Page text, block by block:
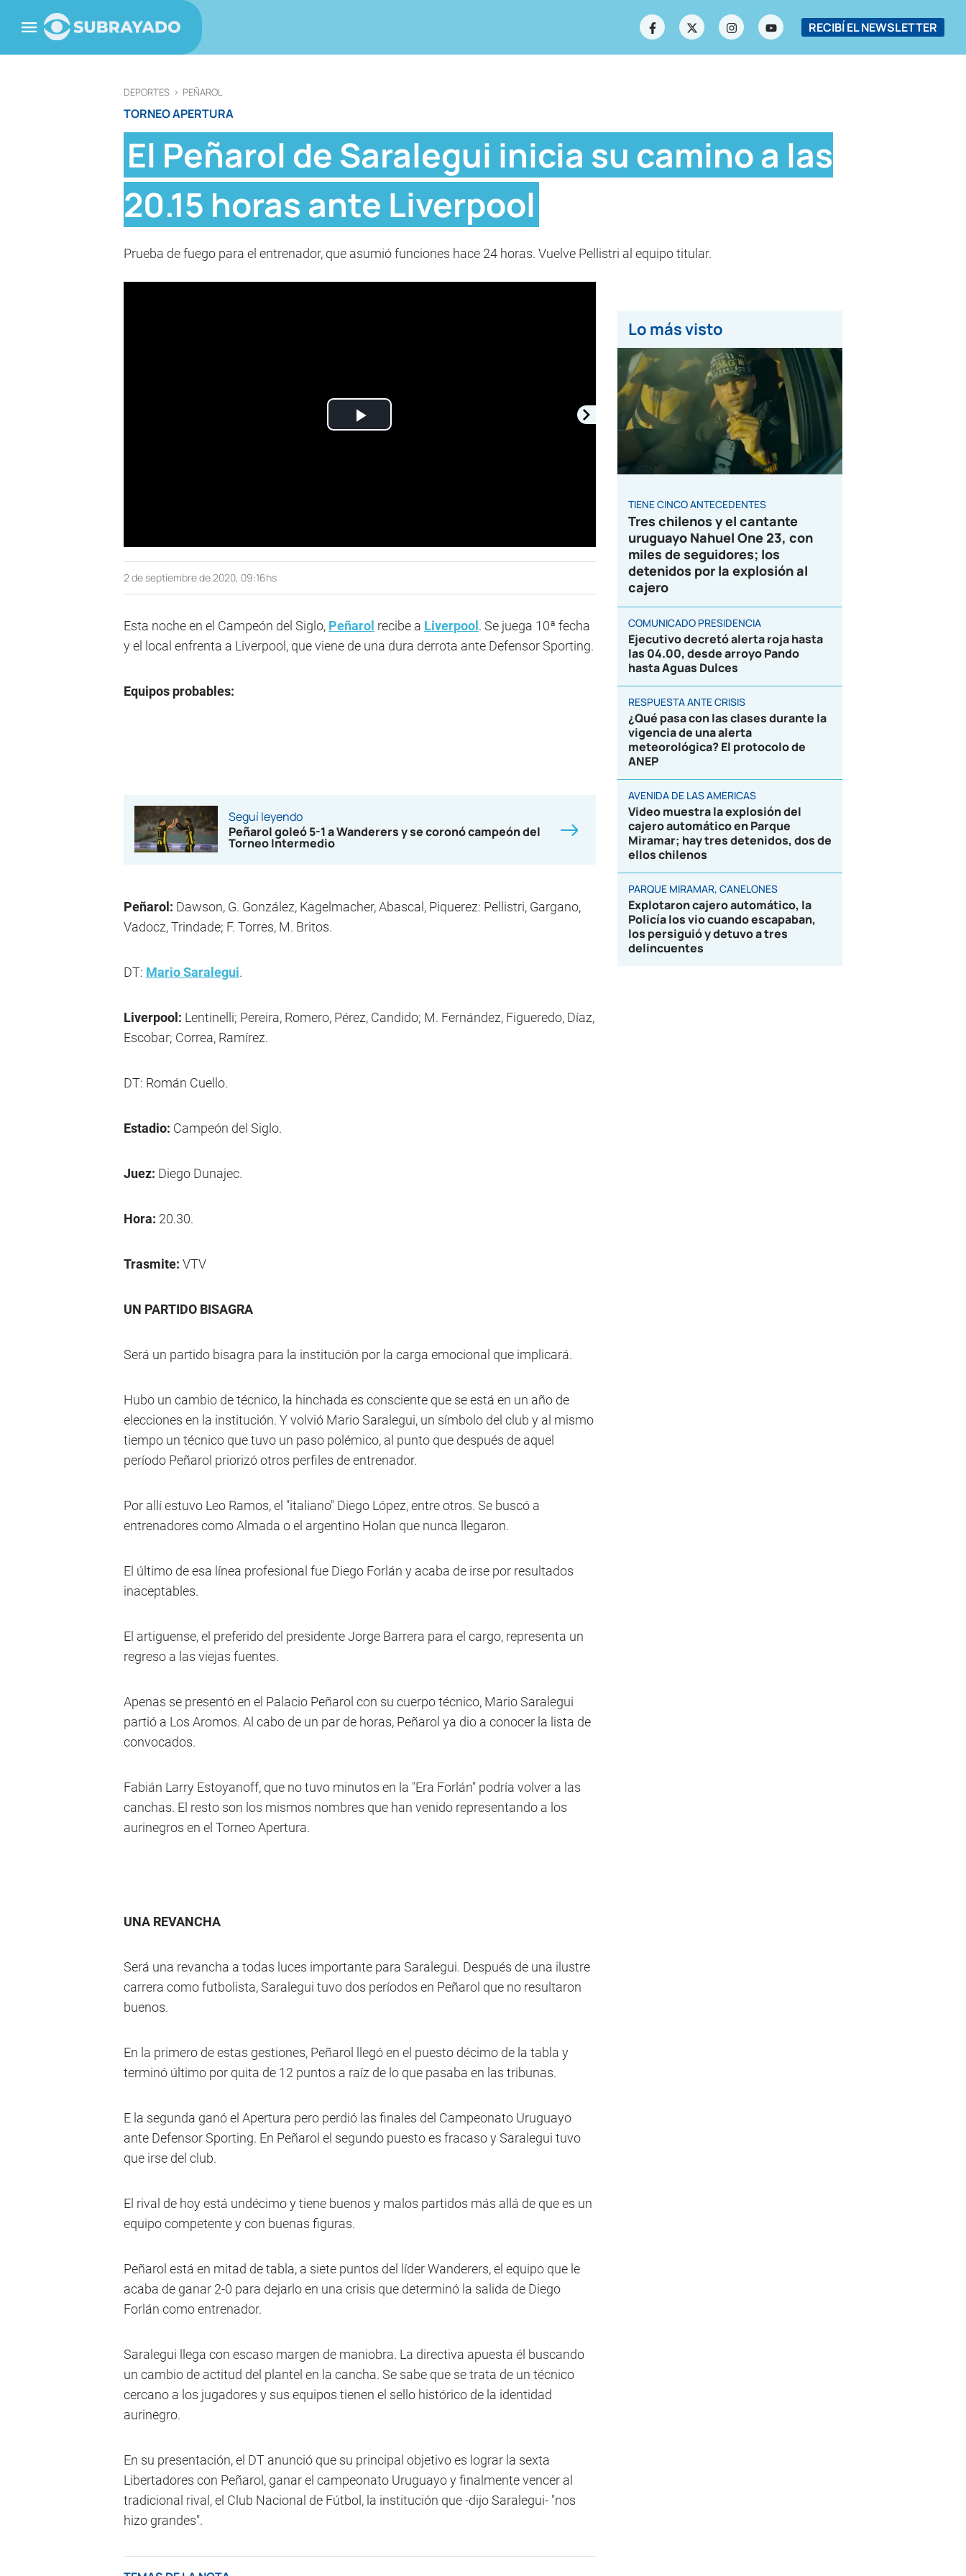
RECIBÍ EL NEWSLETTER
DEPORTES > PEÑAROL
TORNEO APERTURA
El Peñarol de Saralegui inicia su camino a las
20.15 horas ante Liverpool
Prueba de fuego para el entrenador, que asumió funciones hace 24 horas. Vuelve Pellistri al equipo titular.
Play
2 de septiembre de 2020, 09:16hs
Esta noche en el Campeón del Siglo, Peñarol recibe a Liverpool . Se juega 10ª fecha
y el local enfrenta a Liverpool, que viene de una dura derrota ante Defensor Sporting.
Equipos probables:
Seguí leyendo
Peñarol goleó 5-1 a Wanderers y se coronó campeón del
Torneo Intermedio
Peñarol: Dawson, G. González, Kagelmacher, Abascal, Piquerez: Pellistri, Gargano,
Vadocz, Trindade; F. Torres, M. Britos.
DT: Mario Saralegui.
Liverpool: Lentinelli; Pereira, Romero, Pérez, Candido; M. Fernández, Figueredo, Díaz,
Escobar; Correa, Ramírez.
DT: Román Cuello.
Estadio: Campeón del Siglo.
Juez: Diego Dunajec.
Hora: 20.30.
Trasmite: VTV
UN PARTIDO BISAGRA
Será un partido bisagra para la institución por la carga emocional que implicará.
Hubo un cambio de técnico, la hinchada es consciente que se está en un año de
elecciones en la institución. Y volvió Mario Saralegui, un símbolo del club y al mismo
tiempo un técnico que tuvo un paso polémico, al punto que después de aquel
período Peñarol priorizó otros perfiles de entrenador.
Por allí estuvo Leo Ramos, el "italiano" Diego López, entre otros. Se buscó a
entrenadores como Almada o el argentino Holan que nunca llegaron.
El último de esa línea profesional fue Diego Forlán y acaba de irse por resultados
inaceptables.
El artiguense, el preferido del presidente Jorge Barrera para el cargo, representa un
regreso a las viejas fuentes.
Apenas se presentó en el Palacio Peñarol con su cuerpo técnico, Mario Saralegui
partió a Los Aromos. Al cabo de un par de horas, Peñarol ya dio a conocer la lista de
convocados.
Fabián Larry Estoyanoff, que no tuvo minutos en la "Era Forlán" podría volver a las
canchas. El resto son los mismos nombres que han venido representando a los
aurinegros en el Torneo Apertura.
UNA REVANCHA
Será una revancha a todas luces importante para Saralegui. Después de una ilustre
carrera como futbolista, Saralegui tuvo dos períodos en Peñarol que no resultaron
buenos.
En la primero de estas gestiones, Peñarol llegó en el puesto décimo de la tabla y
terminó último por quita de 12 puntos a raíz de lo que pasaba en las tribunas.
E la segunda ganó el Apertura pero perdió las finales del Campeonato Uruguayo
ante Defensor Sporting. En Peñarol el segundo puesto es fracaso y Saralegui tuvo
que irse del club.
El rival de hoy está undécimo y tiene buenos y malos partidos más allá de que es un
equipo competente y con buenas figuras.
Peñarol está en mitad de tabla, a siete puntos del líder Wanderers, el equipo que le
acaba de ganar 2-0 para dejarlo en una crisis que determinó la salida de Diego
Forlán como entrenador.
Saralegui llega con escaso margen de maniobra. La directiva apuesta él buscando
un cambio de actitud del plantel en la cancha. Se sabe que se trata de un técnico
cercano a los jugadores y sus equipos tienen el sello histórico de la identidad
aurinegro.
En su presentación, el DT anunció que su principal objetivo es lograr la sexta
Libertadores con Peñarol, ganar el campeonato Uruguayo y finalmente vencer al
tradicional rival, el Club Nacional de Fútbol, la institución que -dijo Saralegui- "nos
hizo grandes".
Lo más visto
TIENE CINCO ANTECEDENTES
Tres chilenos y el cantante
uruguayo Nahuel One 23, con
miles de seguidores; los
detenidos por la explosión al
cajero
COMUNICADO PRESIDENCIA
Ejecutivo decretó alerta roja hasta
las 04.00, desde arroyo Pando
hasta Aguas Dulces
RESPUESTA ANTE CRISIS
¿Qué pasa con las clases durante la
vigencia de una alerta
meteorológica? El protocolo de
ANEP
AVENIDA DE LAS AMÉRICAS
Video muestra la explosión del
cajero automático en Parque
Miramar; hay tres detenidos, dos de
ellos chilenos
PARQUE MIRAMAR, CANELONES
Explotaron cajero automático, la
Policía los vio cuando escapaban,
los persiguió y detuvo a tres
delincuentes